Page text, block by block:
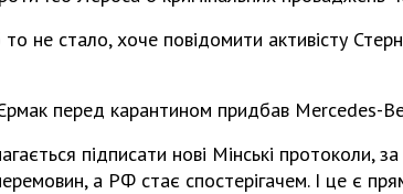
не стало, хоче повідомити активісту
перед карантином придбав Mercedes-
підписати нові Мінські протоколи,
а РФ стає спостерігачем. І це є